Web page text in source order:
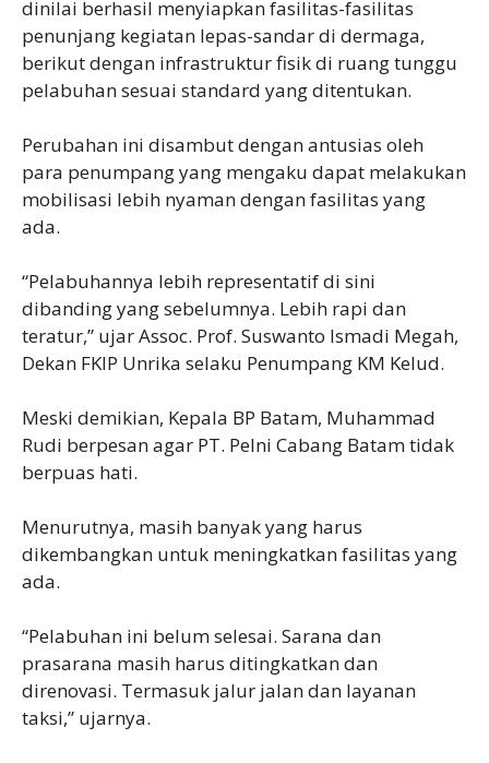
dinilai berhasil menyiapkan fasilitas-fasilitas
penunjang kegiatan lepas-sandar di dermaga,
berikut dengan infrastruktur fisik di ruang tunggu
pelabuhan sesuai standard yang ditentukan.
Perubahan ini disambut dengan antusias oleh
para penumpang yang mengaku dapat melakukan
mobilisasi lebih nyaman dengan fasilitas yang
ada.
“Pelabuhannya lebih representatif di sini
dibanding yang sebelumnya. Lebih rapi dan
teratur,” ujar Assoc. Prof. Suswanto Ismadi Megah,
Dekan FKIP Unrika selaku Penumpang KM Kelud.
Meski demikian, Kepala BP Batam, Muhammad
Rudi berpesan agar PT. Pelni Cabang Batam tidak
berpuas hati.
Menurutnya, masih banyak yang harus
dikembangkan untuk meningkatkan fasilitas yang
ada.
“Pelabuhan ini belum selesai. Sarana dan
prasarana masih harus ditingkatkan dan
direnovasi. Termasuk jalur jalan dan layanan
taksi,” ujarnya.